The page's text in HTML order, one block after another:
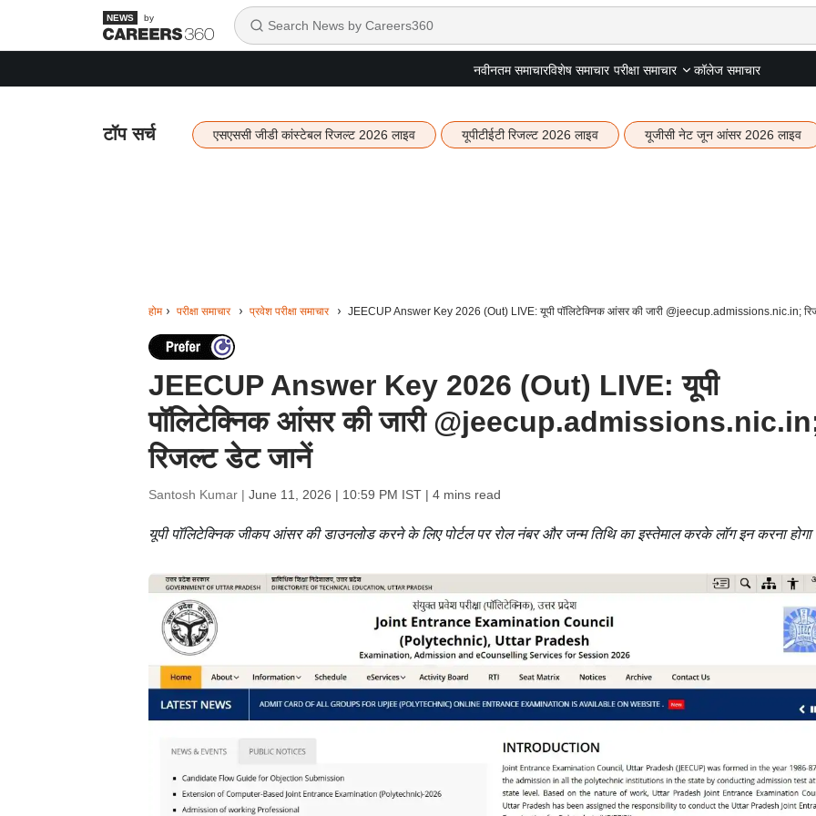
by
नवीनतम समाचारविशेष समाचार परीक्षा समाचार कॉलेज समाचार
टॉप सर्च एसएससी जीडी कांस्टेबल रिजल्ट 2026 लाइव यूपीटीईटी रिजल्ट 2026 लाइव यूजीसी नेट जून आंसर 2026 लाइव
होम परीक्षा समाचार प्रवेश परीक्षा समाचार JEECUP Answer Key 2026 (Out) LIVE: यूपी पॉलिटेक्निक आंसर की जारी @jeecup.admissions.nic.in;
JEECUP Answer Key 2026 (Out) LIVE: यूपी
पॉलिटेक्निक आंसर की जारी
रिजल्ट डेट जानें
Santosh Kumar | June 11, 2026 | 10:59 PM IST| 4 mins read
यूपी पॉलिटेक्निक जीकप आंसर की डाउनलोड करने के लिए पोर्टल पर रोल नंबर और जन्म तिथि का इस्तेमाल करके लॉग इन करना